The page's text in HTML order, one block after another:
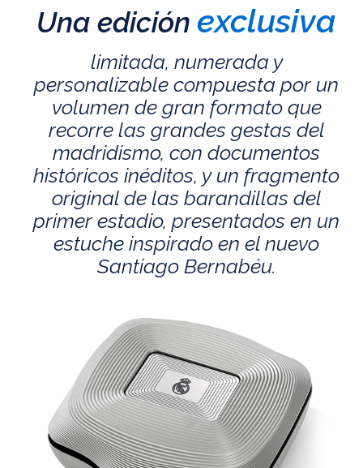
Una edición exclusiva
limitada, numerada y
personalizable compuesta por un
volumen de gran formato que
recorre las grandes gestas del
madridismo, con documentos
históricos inéditos, y un fragmento
original de las barandillas del
primer estadio, presentados en un
estuche inspirado en el nuevo
Santiago Bernabéu.